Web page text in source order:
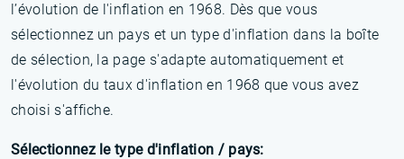
l’évolution de l'inflation en 1968. Dès que vous
sélectionnez un pays et un type d'inflation dans la boîte
de sélection, la page s'adapte automatiquement et
l'évolution du taux d'inflation en 1968 que vous avez
choisi s'affiche.
Sélectionnez le type d'inflation / pays: